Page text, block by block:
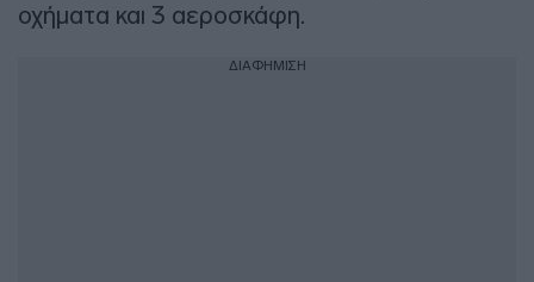
οχήματα και 3 αεροσκάφη.
ΔΙΑΦΗΜΙΣΗ